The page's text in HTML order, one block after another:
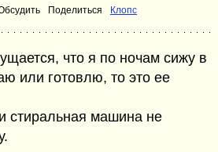
Поделиться Клопс
что я по ночам сижу в
или готовлю, то это ее
стиральная машина не